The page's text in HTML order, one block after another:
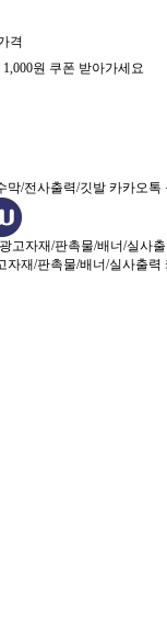
격
원 쿠폰 받아가세요
막/전사출력/깃발 카카오톡
자재/판촉물/배너/실사출력